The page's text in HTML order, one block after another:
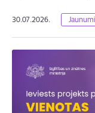
30.07.2026. Jaunumi